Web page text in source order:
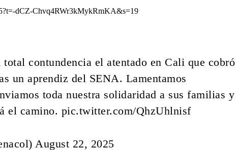
dCZ-Chvq4RWr3kMykRmKA&s=19
total contundencia el atentado en Cali que cobró
un aprendiz del SENA. Lamentamos
toda nuestra solidaridad a sus familias y
el camino. pic.twitter.com/QhzUhlnisf
August 22, 2025